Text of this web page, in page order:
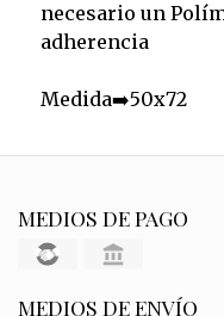
necesario un
adherencia
Medida➡️50x72
MEDIOS DE PAGO
MEDIOS DE ENVÍO